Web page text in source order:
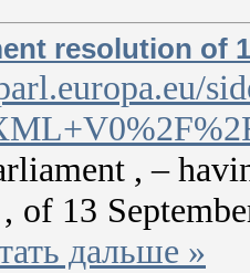
resolution of
, –
of 13
дальше »